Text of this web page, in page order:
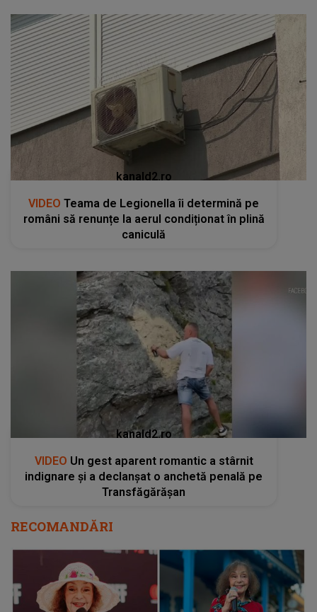
kanald2.ro
VIDEO Teama de Legionella îi determină pe
români să renunțe la aerul condiționat în plină
caniculă
kanald2.ro
VIDEO Un gest aparent romantic a stârnit
indignare și a declanșat o anchetă penală pe
Transfăgărășan
RECOMANDĂRI